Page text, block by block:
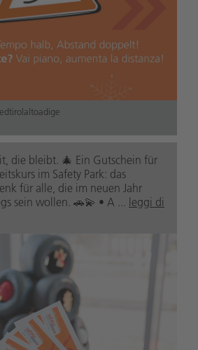
die bleibt. 🎄 Ein Gutschein für
im Safety Park: das
für alle, die im neuen Jahr
sein wollen. 🚗💫 • A ... leggi di